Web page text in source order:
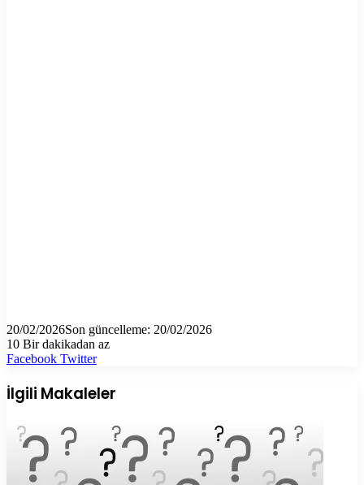
20/02/2026Son güncelleme: 20/02/2026
10 Bir dakikadan az
Facebook TwitterLinkedIn
Tumblr
Pinterest
Reddit
VKontakte
E-
ile
paylaş
Yazdır
İlgili Makaleler